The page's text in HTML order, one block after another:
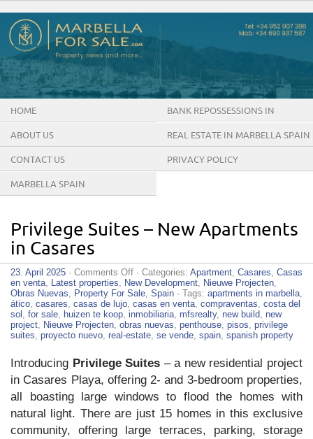
HOME BANK REPOSSESSIONS IN
MARBELLA SPAIN
ABOUT US REAL ESTATE IN MARBELLA SPAIN
CONTACT US PRIVACY POLICY
MARBELLA SPAIN
Privilege Suites – New Apartments
in Casares
23. April 2025 · Comments Offon
Privilege
Suites
–
New
Apartments
in
· Categories: Apartment Casares Casas
en venta
Latest properties New Development Nieuwe Projecten
Obras Nuevas
Property For Sale Spain · Tags: apartments in marbella
ático casares casas de lujo casas en venta compraventas costa del
sol
for sale huizen te koop inmobiliaria mfsrealty, new build
new
project
Nieuwe Projecten obras nuevas penthouse pisos privilege
suites proyecto nuevo real-estate se vende spain spanish property
Introducing Privilege Suites – a new residential project
in Casares Playa, offering 2- and 3-bedroom properties,
all boasting large windows to flood the homes with
natural light. There are just 15 homes in this exclusive
community, offering large terraces, parking, storage